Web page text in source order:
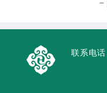
联系电